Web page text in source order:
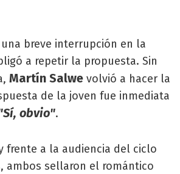
breve interrupción en la
a repetir la propuesta. Sin
Martín Salwe volvió a hacer la
de la joven fue inmediata
obvio".
frente a la audiencia del ciclo
ambos sellaron el romántico